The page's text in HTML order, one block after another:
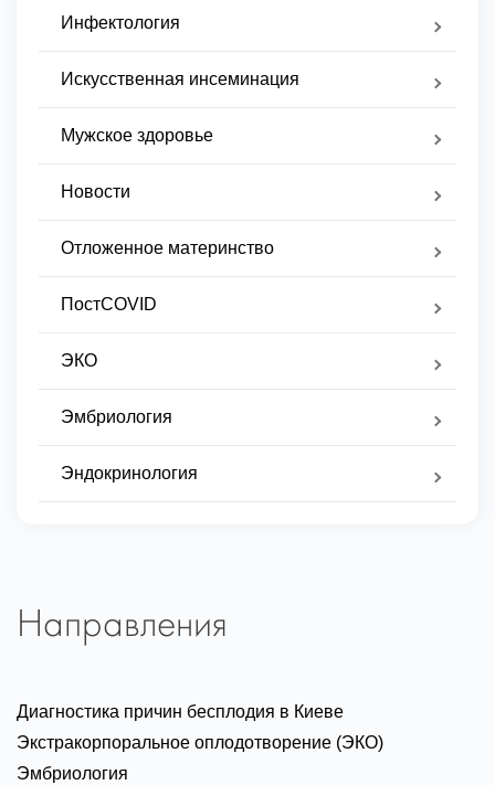
Инфектология
Искусственная инсеминация
Мужское здоровье
Новости
Отложенное материнство
ПостCOVID
ЭКО
Эмбриология
Эндокринология
Направления
Диагностика причин бесплодия в Киеве
Экстракорпоральное оплодотворение (ЭКО)
Эмбриология